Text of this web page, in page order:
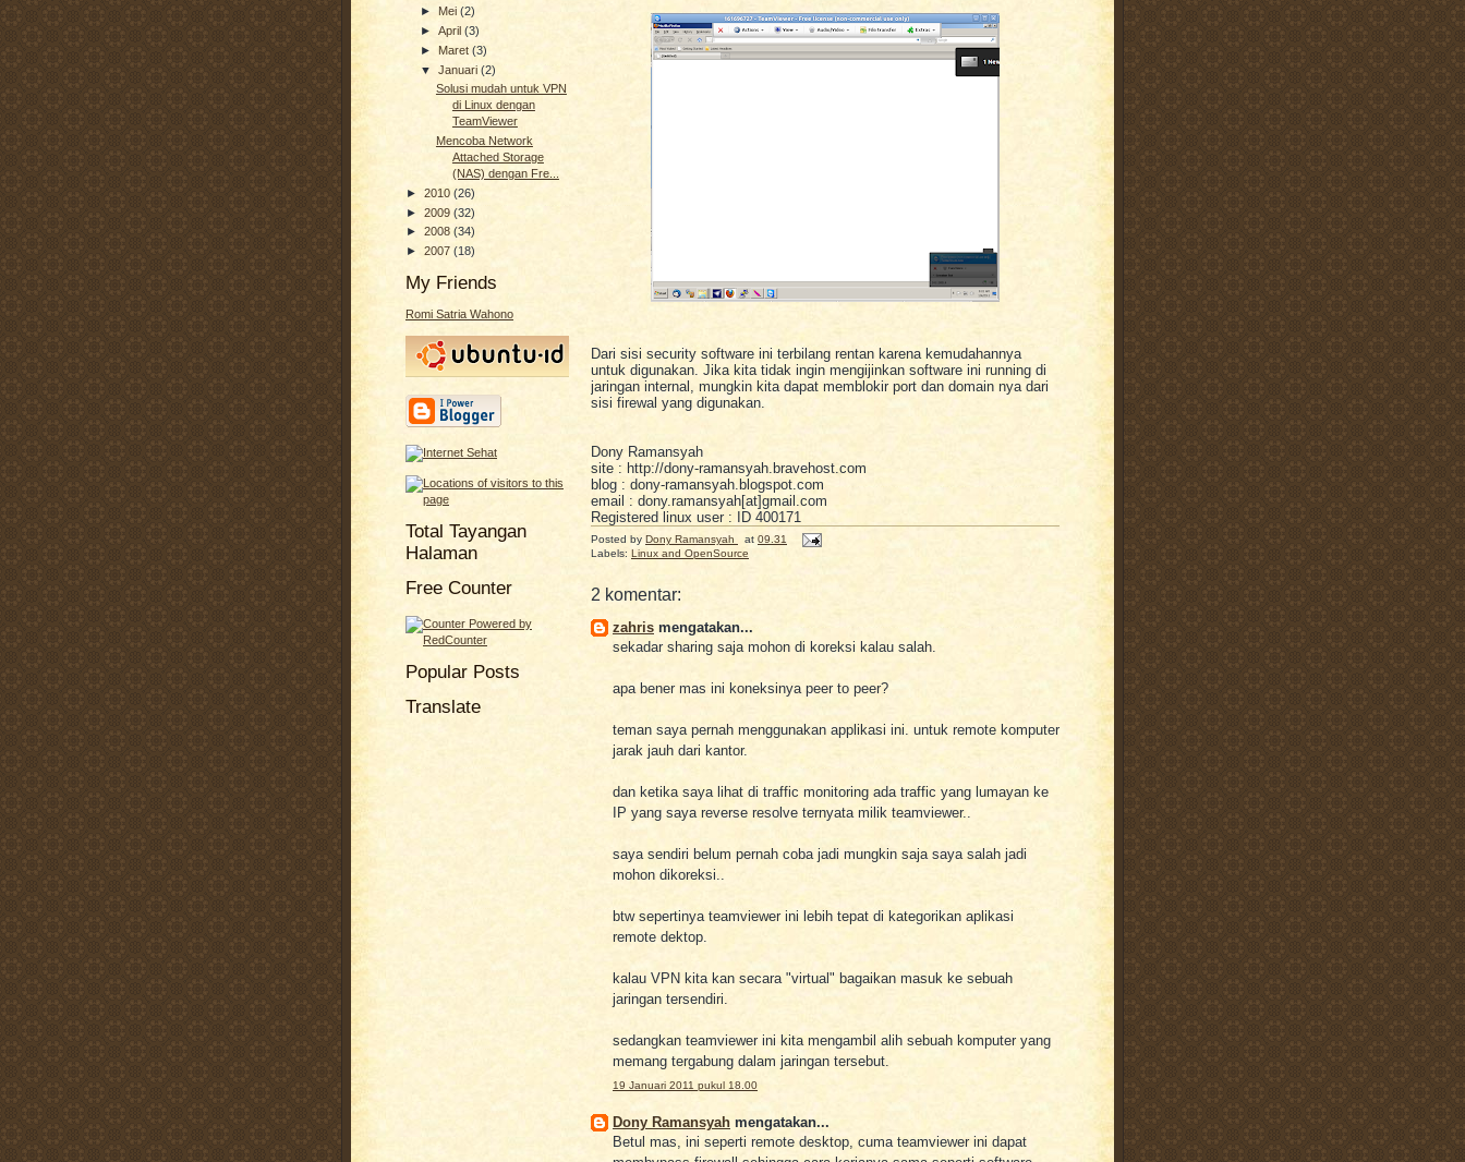
►Mei(2)
►April(3)
►Maret(3)
▼Januari(2)
Solusi mudah untuk VPN
di Linux dengan
TeamViewer
Mencoba Network
Attached Storage
(NAS) dengan Fre...
► 2010 (26)
► 2009 (32)
► 2008 (34)
► 2007 (18)
My Friends
Romi Satria Wahono
Total Tayangan
Halaman
Free Counter
Popular Posts
Translate
Dari sisi security software ini terbilang rentan karena kemudahannya
untuk digunakan. Jika kita tidak ingin mengijinkan software ini running di
jaringan internal, mungkin kita dapat memblokir port dan domain nya dari
sisi firewal yang digunakan.
Dony Ramansyah
site : http://dony-ramansyah.bravehost.com
blog : dony-ramansyah.blogspot.com
email : dony.ramansyah[at]gmail.com
Registered linux user : ID 400171
Posted by Dony Ramansyah at 09.31
Labels: Linux and OpenSource
2 komentar:
zahris mengatakan...
sekadar sharing saja mohon di koreksi kalau salah.
apa bener mas ini koneksinya peer to peer?
teman saya pernah menggunakan applikasi ini. untuk remote komputer
jarak jauh dari kantor.
dan ketika saya lihat di traffic monitoring ada traffic yang lumayan ke
IP yang saya reverse resolve ternyata milik teamviewer..
saya sendiri belum pernah coba jadi mungkin saja saya salah jadi
mohon dikoreksi..
btw sepertinya teamviewer ini lebih tepat di kategorikan aplikasi
remote dektop.
kalau VPN kita kan secara "virtual" bagaikan masuk ke sebuah
jaringan tersendiri.
sedangkan teamviewer ini kita mengambil alih sebuah komputer yang
memang tergabung dalam jaringan tersebut.
19 Januari 2011 pukul 18.00
Dony Ramansyah mengatakan...
Betul mas, ini seperti remote desktop, cuma teamviewer ini dapat